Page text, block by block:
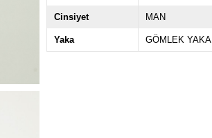
Cinsiyet MAN
Yaka GÖMLEK YAKA